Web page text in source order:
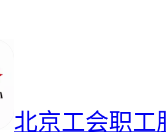
北京工会职工